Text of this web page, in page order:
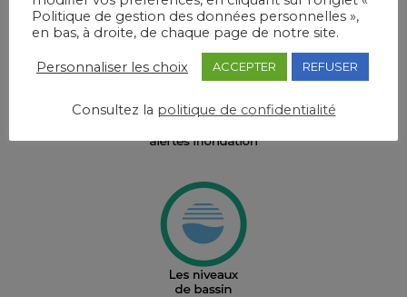
Politique de gestion des données personnelles »,
en bas, à droite, de chaque page de notre site.
Personnaliser les choix ACCEPTER REFUSER
Consultez la politique de confidentialité